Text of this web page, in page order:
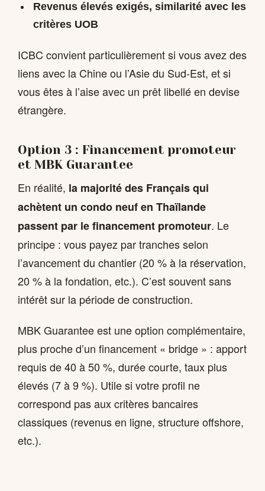
Revenus élevés exigés, similarité avec les
critères UOB
ICBC convient particulièrement si vous avez des
liens avec la Chine ou l’Asie du Sud-Est, et si
vous êtes à l’aise avec un prêt libellé en devise
étrangère.
Option 3 : Financement promoteur
et MBK Guarantee
En réalité, la majorité des Français qui
achètent un condo neuf en Thaïlande
passent par le financement promoteur. Le
principe : vous payez par tranches selon
l’avancement du chantier (20 % à la réservation,
20 % à la fondation, etc.). C’est souvent sans
intérêt sur la période de construction.
MBK Guarantee est une option complémentaire,
plus proche d’un financement « bridge » : apport
requis de 40 à 50 %, durée courte, taux plus
élevés (7 à 9 %). Utile si votre profil ne
correspond pas aux critères bancaires
classiques (revenus en ligne, structure offshore,
etc.).